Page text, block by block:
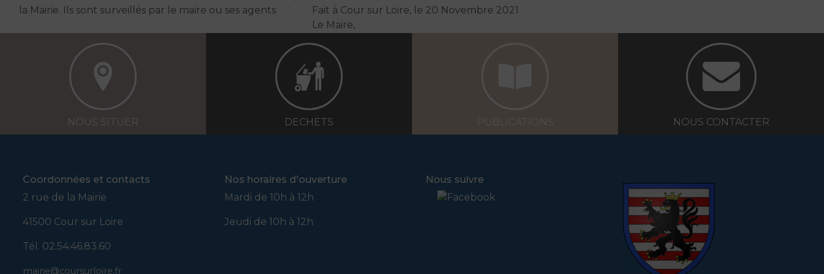
la Mairie. Ils sont surveillés par le maire ou ses agents
Fait à Cour sur Loire, le 20 Novembre 2021
Le Maire,
NOUS SITUER DECHETS PUBLICATIONS NOUS CONTACTER
Coordonnées et contacts
2 rue de la Mairie
41500 Cour sur Loire
Tél. 02.54.46.83.60
mairie@coursurloire.fr
Nos horaires d'ouverture
Mardi de 10h à 12h
Jeudi de 10h à 12h
Nous suivre